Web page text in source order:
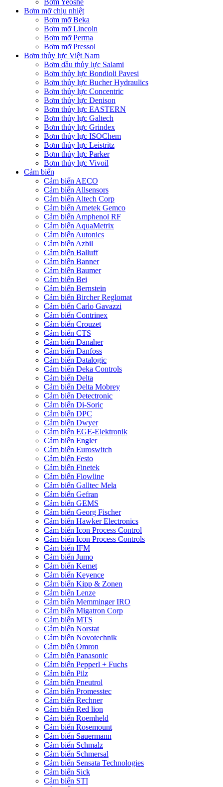
Bơm mỡ chịu nhiệt
Bơm mỡ Beka
Bơm mỡ Lincoln
Bơm mỡ Perma
Bơm mỡ Pressol
Bơm thủy lực Việt Nam
Bơm dầu thủy lực Salami
Bơm thủy lực Bondioli Pavesi
Bơm thủy lực Bucher Hydraulics
Bơm thủy lực Concentric
Bơm thủy lực Denison
Bơm thủy lực EASTERN
Bơm thủy lực Galtech
Bơm thủy lực Grindex
Bơm thủy lực ISOChem
Bơm thủy lực Leistritz
Bơm thủy lực Parker
Bơm thủy lực Vivoil
Cảm biến
Cảm biến AECO
Cảm biến Allsensors
Cảm biến Altech Corp
Cảm biến Ametek Gemco
Cảm biến Amphenol RF
Cảm biến AquaMetrix
Cảm biến Autonics
Cảm biến Azbil
Cảm biến Balluff
Cảm biến Banner
Cảm biến Baumer
Cảm biến Bei
Cảm biến Bernstein
Cảm biến Bircher Reglomat
Cảm biến Carlo Gavazzi
Cảm biến Contrinex
Cảm biến Crouzet
Cảm biến CTS
Cảm biến Danaher
Cảm biến Danfoss
Cảm biến Datalogic
Cảm biến Deka Controls
Cảm biến Delta
Cảm biến Delta Mobrey
Cảm biến Detectronic
Cảm biến Di-Soric
Cảm biến DPC
Cảm biến Dwyer
Cảm biến EGE-Elektronik
Cảm biến Engler
Cảm biến Euroswitch
Cảm biến Festo
Cảm biến Finetek
Cảm biến Flowline
Cảm biến Galltec Mela
Cảm biến Gefran
Cảm biến GEMS
Cảm biến Georg Fischer
Cảm biến Hawker Electronics
Cảm biến Icon Process Control
Cảm biến Icon Process Controls
Cảm biến IFM
Cảm biến Jumo
Cảm biến Kemet
Cảm biến Keyence
Cảm biến Kipp & Zonen
Cảm biến Lenze
Cảm biến Memminger IRO
Cảm biến Migatron Corp
Cảm biến MTS
Cảm biến Norstat
Cảm biến Novotechnik
Cảm biến Omron
Cảm biến Panasonic
Cảm biến Pepperl + Fuchs
Cảm biến Pilz
Cảm biến Pneutrol
Cảm biến Promesstec
Cảm biến Rechner
Cảm biến Red lion
Cảm biến Roemheld
Cảm biến Rosemount
Cảm biến Sauermann
Cảm biến Schmalz
Cảm biến Schmersal
Cảm biến Sensata Technologies
Cảm biến Sick
Cảm biến STI